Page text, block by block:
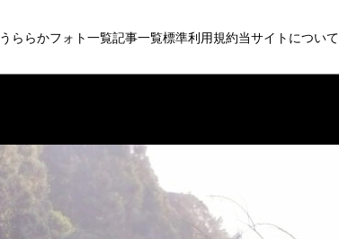
うららかフォト一覧記事一覧標準利用規約当サイトについて